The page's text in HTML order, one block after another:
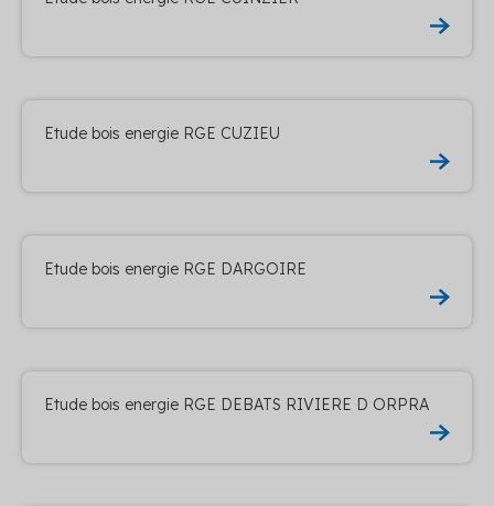
Etude bois energie RGE CUZIEU
Etude bois energie RGE DARGOIRE
Etude bois energie RGE DEBATS RIVIERE D ORPRA